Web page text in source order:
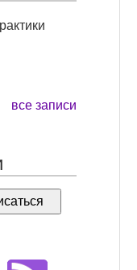
все записи